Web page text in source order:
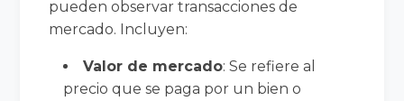
pueden observar transacciones de
mercado. Incluyen:
Valor de mercado: Se refiere al
precio que se paga por un bien o